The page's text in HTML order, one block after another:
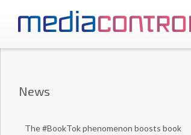
News
The #BookTok phenomenon boosts book